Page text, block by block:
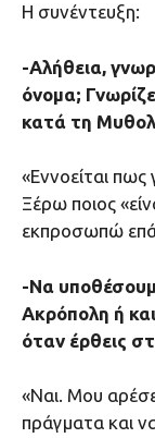
Η συνέντευξη:
-Αλήθεια,
όνομα;
κατά τη
«Εννοείται
Ξέρω ποιος
εκπροσωπώ
-Να
Ακρόπολη ή
όταν έρθεις
«Ναι. Μου
πράγματα και